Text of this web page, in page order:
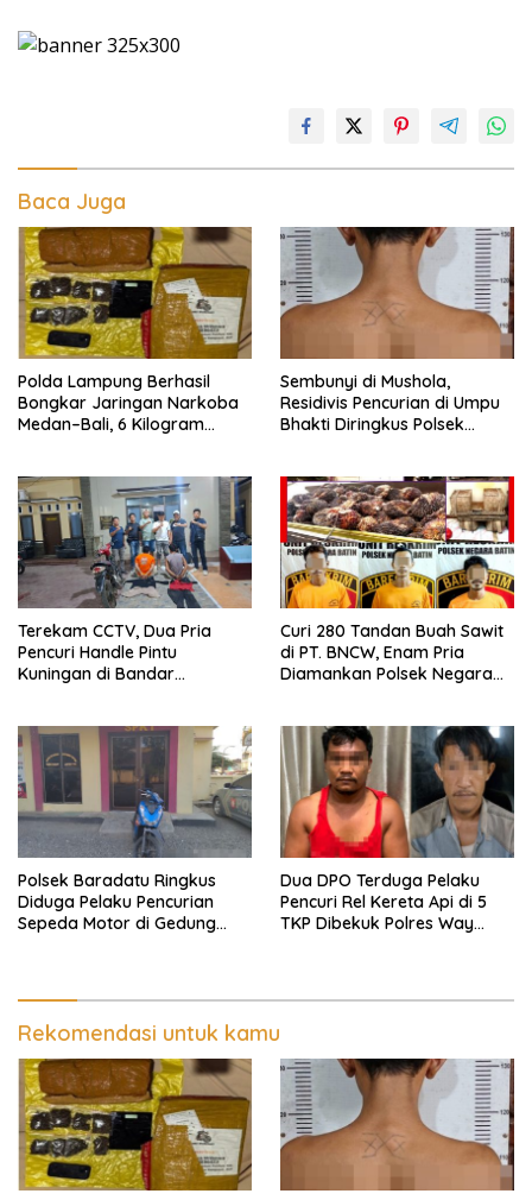
Baca Juga
Polda Lampung Berhasil
Bongkar Jaringan Narkoba
Medan–Bali, 6 Kilogram
Sembunyi di Mushola,
Residivis Pencurian di Umpu
Bhakti Diringkus Polsek
Terekam CCTV, Dua Pria
Pencuri Handle Pintu
Kuningan di Bandar
Curi 280 Tandan Buah Sawit
di PT. BNCW, Enam Pria
Diamankan Polsek Negara
Polsek Baradatu Ringkus
Diduga Pelaku Pencurian
Sepeda Motor di Gedung
Dua DPO Terduga Pelaku
Pencuri Rel Kereta Api di 5
TKP Dibekuk Polres Way
Rekomendasi untuk kamu